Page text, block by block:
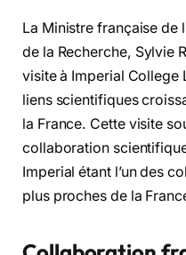
La Ministre française de
de la Recherche, Sylvie
visite à Imperial College
liens scientifiques
la France. Cette visite
collaboration
Imperial étant l’un des
plus proches de la